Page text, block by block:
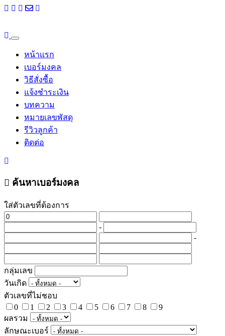
หน้าแรก
เบอร์มงคล
วิธีสั่งซื้อ
แจ้งชำระเงิน
บทความ
หมายเลขพัสดุ
รีวิวลูกค้า
ติดต่อ
ค้นหาเบอร์มงคล
ใส่ตัวเลขที่ต้องการ
-
-
กลุ่มเลข
วันเกิด
ตัวเลขที่ไม่ชอบ
0
1 2 3 4 5 6 7 8
9
ผลรวม
ลักษณะเบอร์